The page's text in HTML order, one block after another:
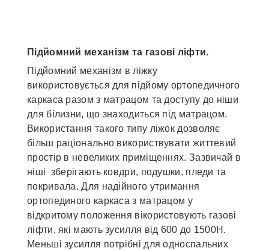
Підйомний механізм та газові ліфти.
Підйомний механізм в ліжку
використовується для підйому ортопедичного
каркаса разом з матрацом та доступу до ніши
для білизни, що знаходиться під матрацом.
Використання такого типу ліжок дозволяє
більш раціонально використвувати життевий
простір в невеликих приміщеннях. Зазвичай в
ніші зберігають ковдри, подушки, пледи та
покривала. Для надійного утримання
ортопединого каркаса з матрацом у
відкритому положення вікористовують газові
ліфти, які мають зусилля від 600 до 1500Н.
Меньші зусилля потрібні для односпальних